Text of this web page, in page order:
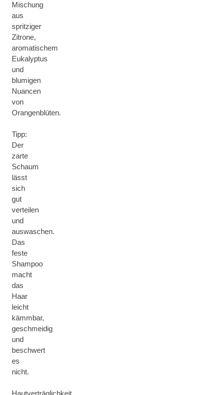
Mischung
aus
spritziger
Zitrone,
aromatischem
Eukalyptus
und
blumigen
Nuancen
von
Orangenblüten.
Tipp:
Der
zarte
Schaum
lässt
sich
gut
verteilen
und
auswaschen.
Das
feste
Shampoo
macht
das
Haar
leicht
kämmbar,
geschmeidig
und
beschwert
es
nicht.
Hautverträglichkeit